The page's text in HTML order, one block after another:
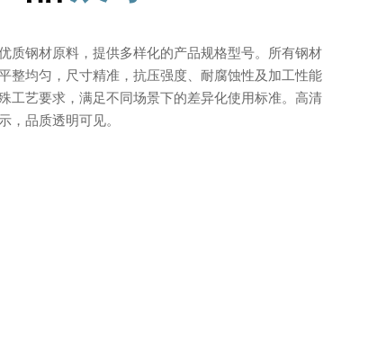
质钢材原料，提供多样化的产品规格型号。所有钢材
整均匀，尺寸精准，抗压强度、耐腐蚀性及加工性能
工艺要求，满足不同场景下的差异化使用标准。高清
，品质透明可见。